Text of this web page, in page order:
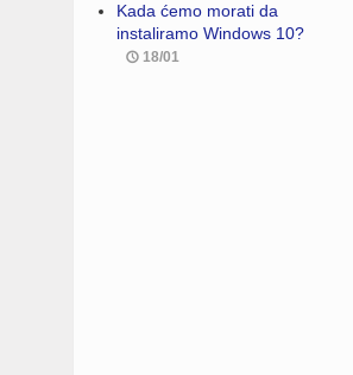
Kada ćemo morati da
instaliramo Windows 10?
18/01